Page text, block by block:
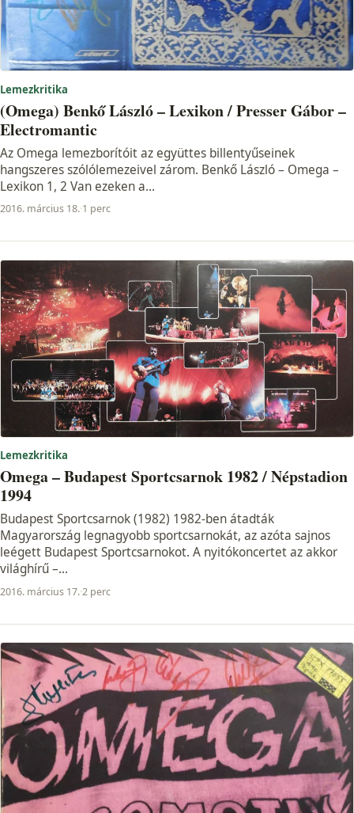
Lemezkritika
(Omega) Benkő László – Lexikon / Presser Gábor –
Electromantic
Az Omega lemezborítóit az együttes billentyűseinek
hangszeres szólólemezeivel zárom. Benkő László – Omega –
Lexikon 1, 2 Van ezeken a...
2016. március 18.·1 perc
Lemezkritika
Omega – Budapest Sportcsarnok 1982 / Népstadion
1994
Budapest Sportcsarnok (1982) 1982-ben átadták
Magyarország legnagyobb sportcsarnokát, az azóta sajnos
leégett Budapest Sportcsarnokot. A nyitókoncertet az akkor
világhírű –...
2016. március 17.·2 perc